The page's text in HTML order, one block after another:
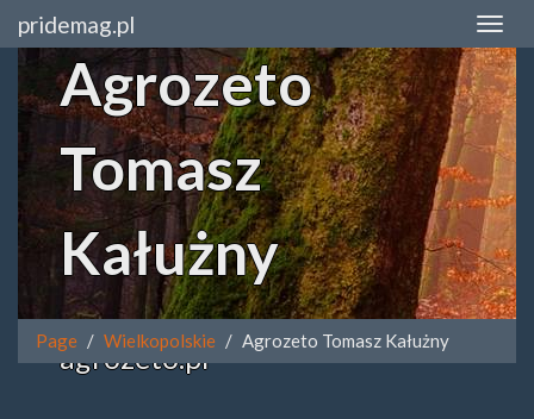
pridemag.pl
Agrozeto
Tomasz
Kałużny
agrozeto.pl
Page Wielkopolskie Agrozeto Tomasz Kałużny